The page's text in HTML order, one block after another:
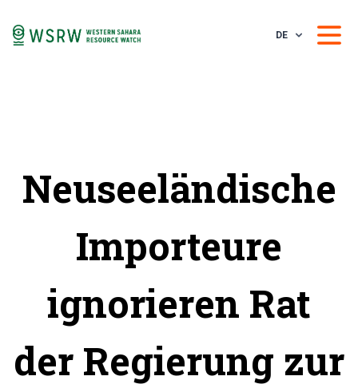
DE
Neuseeländische
Importeure
ignorieren Rat
der Regierung zur